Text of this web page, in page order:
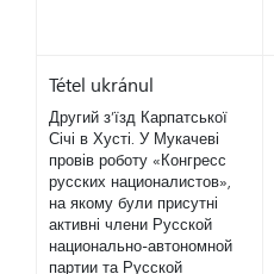
Tétel ukránul
Другий з’їзд Карпатської
Січі в Хусті. У Мукачеві
провів роботу «Конгресс
русских националистов»,
на якому були присутні
активні члени Русской
национально-автономной
партии та Русской